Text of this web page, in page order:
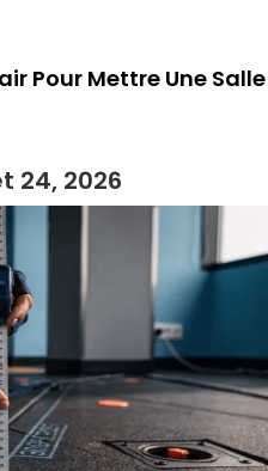
Pour Mettre Une Salle
24, 2026